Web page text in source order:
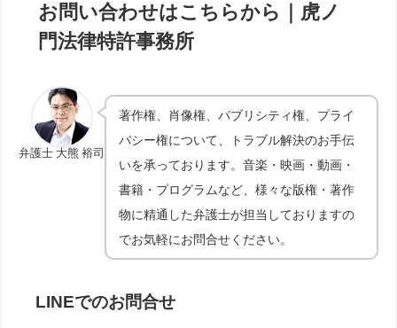
お問い合わせはこちらから｜虎ノ
門法律特許事務所
弁護士 大熊 裕司
著作権、肖像権、パブリシティ権、プライ
バシー権について、トラブル解決のお手伝
いを承っております。音楽・映画・動画・
書籍・プログラムなど、様々な版権・著作
物に精通した弁護士が担当しておりますの
でお気軽にお問合せください。
LINEでのお問合せ